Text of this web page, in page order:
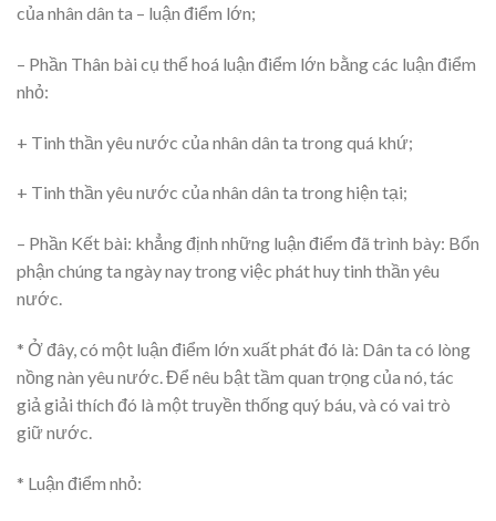
của nhân dân ta – luận điểm lớn;
– Phần Thân bài cụ thể hoá luận điểm lớn bằng các luận điểm
nhỏ:
+ Tinh thần yêu nước của nhân dân ta trong quá khứ;
+ Tinh thần yêu nước của nhân dân ta trong hiện tại;
– Phần Kết bài: khẳng định những luận điểm đã trình bày: Bổn
phận chúng ta ngày nay trong việc phát huy tinh thần yêu
nước.
* Ở đây, có một luận điểm lớn xuất phát đó là: Dân ta có lòng
nồng nàn yêu nước. Để nêu bật tầm quan trọng của nó, tác
giả giải thích đó là một truyền thống quý báu, và có vai trò
giữ nước.
* Luận điểm nhỏ: